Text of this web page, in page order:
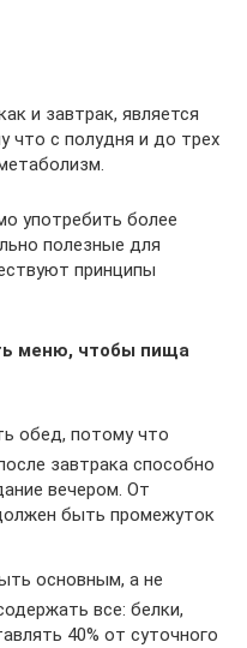
и завтрак, является
что с полудня и до трех
употребить более
полезные для
принципы
меню, чтобы пища
обед, потому что
завтрака способно
вечером. От
быть промежуток
основным, а не
все: белки,
40% от суточного